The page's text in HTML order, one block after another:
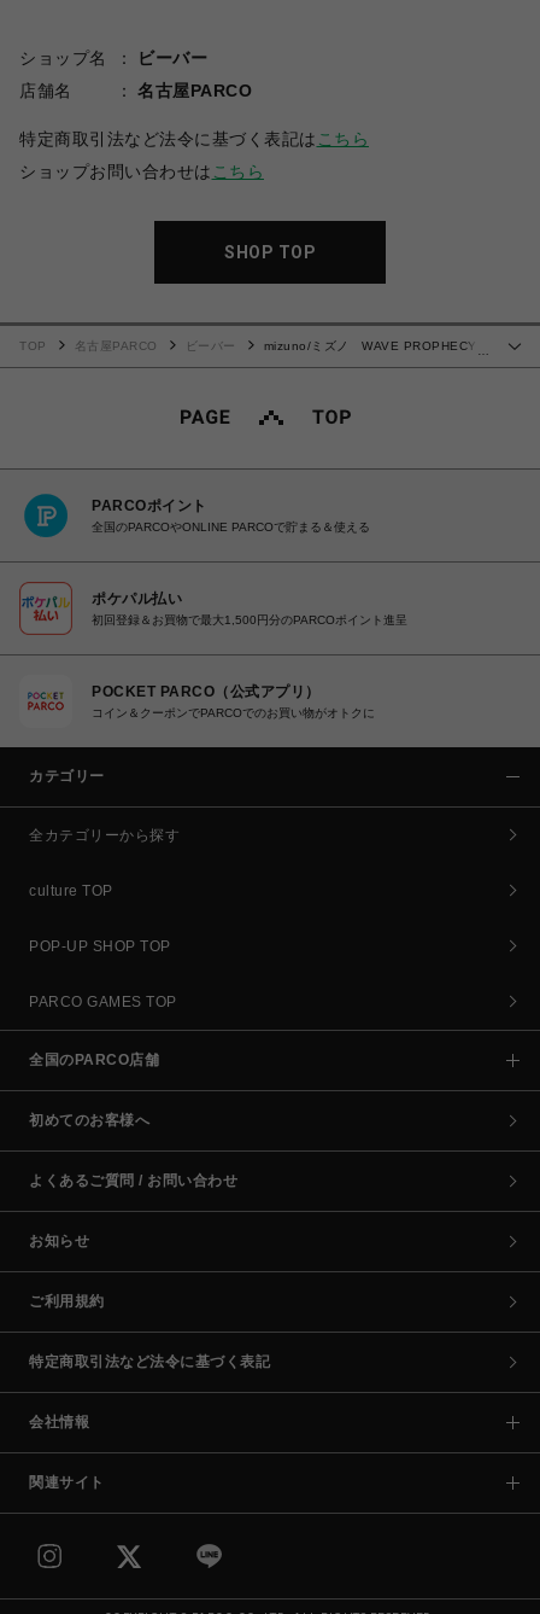
ショップ名
ビーバー
店舗名
名古屋PARCO
特定商取引法など法令に基づく表記は こちら
ショップお問い合わせは こちら
SHOP TOP
…
TOP 名古屋PARCO ビーバー
mizuno/ミズノ WAVE PROPHECY
PARCOポイント
全国のPARCOやONLINE PARCOで貯まる＆使える
ポケパル払い
初回登録＆お買物で最大1,500円分のPARCOポイント進呈
POCKET PARCO（公式アプリ）
コイン＆クーポンでPARCOでのお買い物がオトクに
カテゴリー
全カテゴリーから探す
culture TOP
POP-UP SHOP TOP
PARCO GAMES TOP
全国のPARCO店舗
初めてのお客様へ
よくあるご質問 / お問い合わせ
お知らせ
ご利用規約
特定商取引法など法令に基づく表記
会社情報
関連サイト